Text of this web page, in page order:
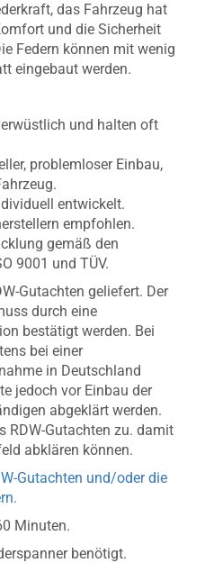
das Fahrzeug hat
und die Sicherheit
Federn können mit wenig
eingebaut werden.
und halten oft
problemloser Einbau,
entwickelt.
empfohlen.
gemäß den
9001 und TÜV.
Gutachten geliefert. Der
durch eine
bestätigt werden. Bei
bei einer
in Deutschland
jedoch vor Einbau der
abgeklärt werden.
RDW-Gutachten zu. damit
abklären können.
Gutachten und/oder die
Minuten.
benötigt.